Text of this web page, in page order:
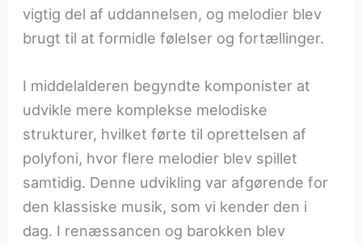
vigtig del af uddannelsen, og melodier blev
brugt til at formidle følelser og fortællinger.
I middelalderen begyndte komponister at
udvikle mere komplekse melodiske
strukturer, hvilket førte til oprettelsen af
polyfoni, hvor flere melodier blev spillet
samtidig. Denne udvikling var afgørende for
den klassiske musik, som vi kender den i
dag. I renæssancen og barokken blev